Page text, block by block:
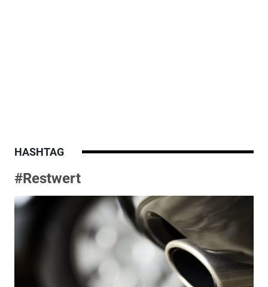
HASHTAG
#Restwert